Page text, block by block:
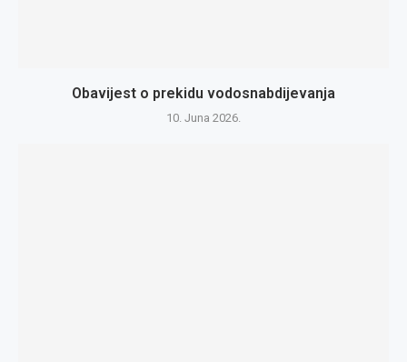
Obavijest o prekidu vodosnabdijevanja
10. Juna 2026.